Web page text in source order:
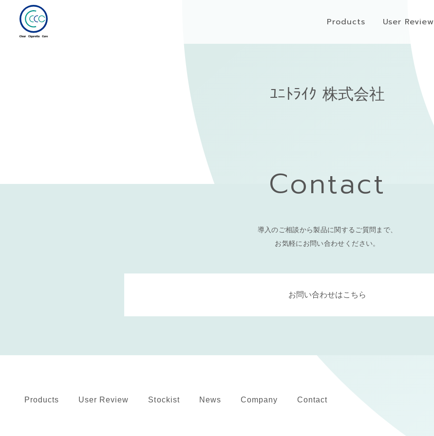
Products User Review
ﾕﾆﾄﾗｲｸ 株式会社
Contact
導入のご相談から製品に関するご質問まで、
お気軽にお問い合わせください。
お問い合わせはこちら
Products User Review Stockist News Company Contact